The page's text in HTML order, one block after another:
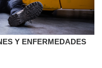
Y ENFERMEDADES